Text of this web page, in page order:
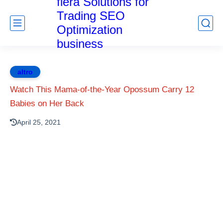
Trading SEO
Optimization
business
altro
Watch This Mama-of-the-Year Opossum Carry 12
Babies on Her Back
April 25, 2021